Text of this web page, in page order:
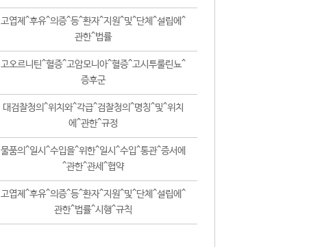
고엽제^후유^의증^등^환자^지원^및^단체^설립에^
관한^법률
고오르니틴^혈증^고암모니아^혈증^고시투룰린뇨^
증후군
대검찰청의^위치와^각급^검찰청의^명칭^및^위치
에^관한^규정
물품의^일시^수입을^위한^일시^수입^통관^증서에
^관한^관세^협약
고엽제^후유^의증^등^환자^지원^및^단체^설립에^
관한^법률^시행^규칙